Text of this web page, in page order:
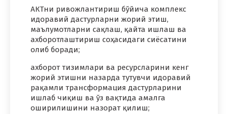
АКТни ривожлантириш бўйича комплекс
идоравий дастурларни жорий этиш,
маълумотларни сақлаш, қайта ишлаш ва
ахборотлаштириш соҳасидаги сиёсатини
олиб боради;
ахборот тизимлари ва ресурсларини кенг
жорий этишни назарда тутувчи идоравий
рақамли трансформация дастурларини
ишлаб чиқиш ва ўз вақтида амалга
оширилишини назорат қилиш;